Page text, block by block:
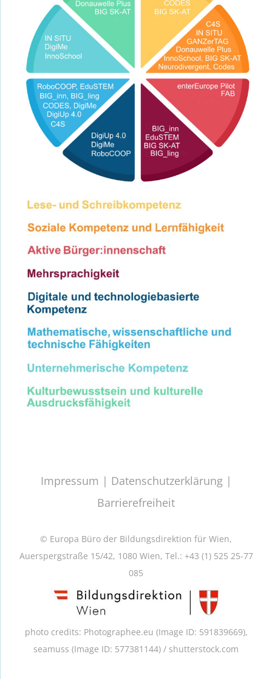
Impressum | Datenschutzerklärung|
Barrierefreiheit
© Europa Büro der Bildungsdirektion für Wien,
Auerspergstraße 15/42, 1080 Wien, Tel.: +43 (1) 525 25-77
085
photo credits: Photographee.eu (Image ID: 591839669),
seamuss (Image ID: 577381144) / shutterstock.com